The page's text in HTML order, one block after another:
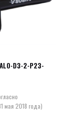
D3-2-P23-